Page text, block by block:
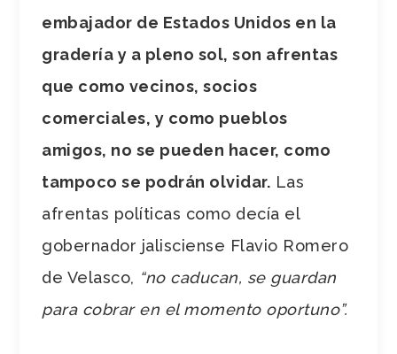
embajador de Estados Unidos en la
gradería y a pleno sol, son afrentas
que como vecinos, socios
comerciales, y como pueblos
amigos, no se pueden hacer, como
tampoco se podrán olvidar. Las
afrentas políticas como decía el
gobernador jalisciense Flavio Romero
de Velasco, “no caducan, se guardan
para cobrar en el momento oportuno”.